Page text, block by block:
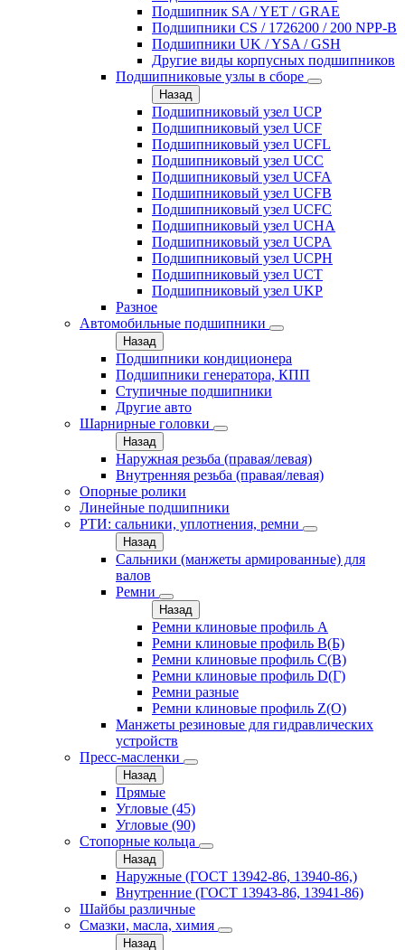
Подшипник SA / YET / GRAE
Подшипники CS / 1726200 / 200 NPP-B
Подшипники UK / YSA / GSH
Другие виды корпусных подшипников
Подшипниковые узлы в сборе
Назад
Подшипниковый узел UCP
Подшипниковый узел UCF
Подшипниковый узел UCFL
Подшипниковый узел UCC
Подшипниковый узел UCFA
Подшипниковый узел UCFB
Подшипниковый узел UCFC
Подшипниковый узел UCHA
Подшипниковый узел UCPA
Подшипниковый узел UCPH
Подшипниковый узел UCT
Подшипниковый узел UKP
Разное
Автомобильные подшипники
Назад
Подшипники кондиционера
Подшипники генератора, КПП
Ступичные подшипники
Другие авто
Шарнирные головки
Назад
Наружная резьба (правая/левая)
Внутренняя резьба (правая/левая)
Опорные ролики
Линейные подшипники
РТИ: сальники, уплотнения, ремни
Назад
Сальники (манжеты армированные) для
валов
Ремни
Назад
Ремни клиновые профиль A
Ремни клиновые профиль B(Б)
Ремни клиновые профиль C(В)
Ремни клиновые профиль D(Г)
Ремни разные
Ремни клиновые профиль Z(О)
Манжеты резиновые для гидравлических
устройств
Пресс-масленки
Назад
Прямые
Угловые (45)
Угловые (90)
Стопорные кольца
Назад
Наружные (ГОСТ 13942-86, 13940-86,)
Внутренние (ГОСТ 13943-86, 13941-86)
Шайбы различные
Смазки, масла, химия
Назад